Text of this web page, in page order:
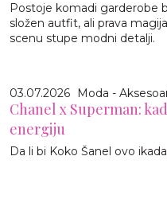
Postoje komadi garderobe
složen autfit, ali prava
scenu stupe modni detalji.
03.07.2026 Moda -
Chanel x Superman:
energiju
Da li bi Koko Šanel ovo